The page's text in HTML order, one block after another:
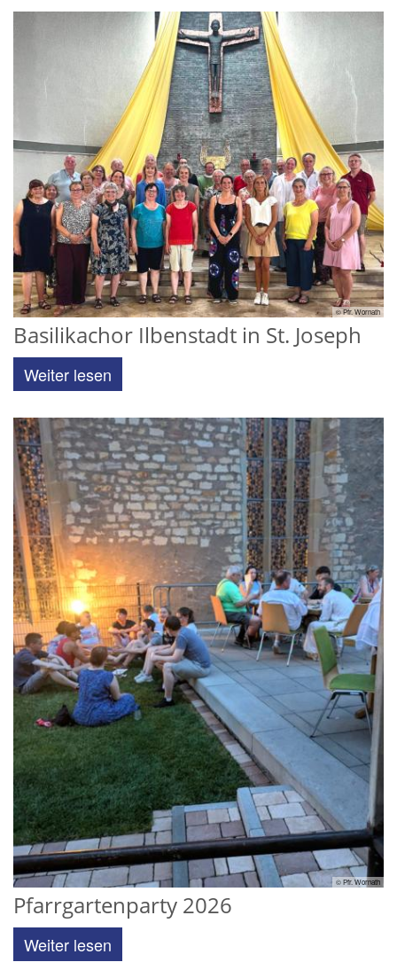
© Pfr. Wornath
Basilikachor Ilbenstadt in St. Joseph
Weiter lesen
© Pfr. Wornath
Pfarrgartenparty 2026
Weiter lesen